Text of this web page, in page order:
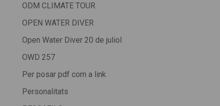
ODM CLIMATE TOUR
OPEN WATER DIVER
Open Water Diver 20 de juliol
OWD 257
Per posar pdf com a link
Personalitats